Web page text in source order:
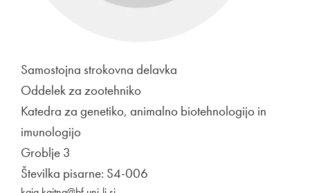
Samostojna strokovna delavka
Oddelek za zootehniko
Katedra za genetiko, animalno biotehnologijo in
imunologijo
Groblje 3
Številka pisarne: S4-006